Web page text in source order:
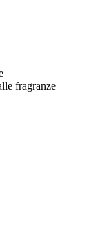
fragranze